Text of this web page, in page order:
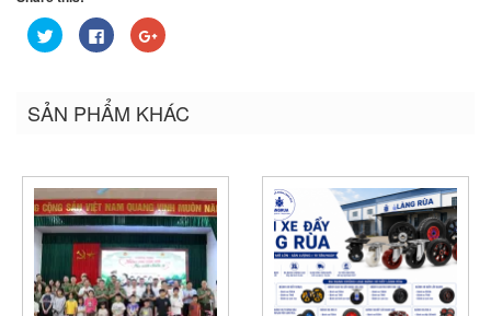
Bấm
để
(Opens
in
Nhấn
vào
Facebook
(Opens
in
Bấm
để
(Opens
in
SẢN PHẨM KHÁC